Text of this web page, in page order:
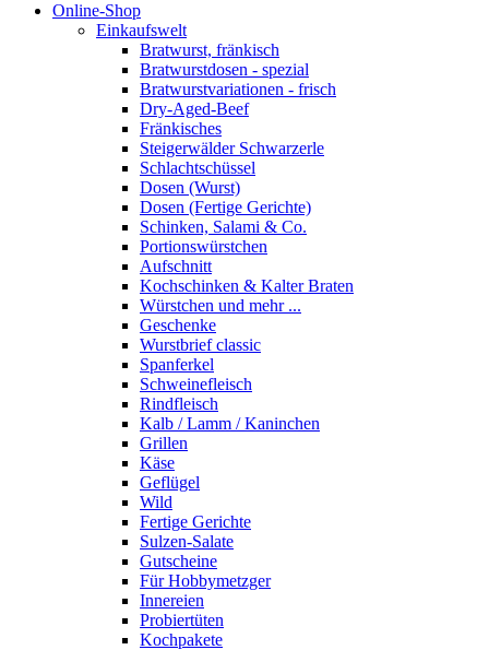
Online-Shop
Einkaufswelt
Bratwurst, fränkisch
Bratwurst­dosen - spezial
Bratwurst­variationen - frisch
Dry-Aged-Beef
Fränkisches
Steigerwälder Schwarzerle
Schlacht­schüssel
Dosen (Wurst)
Dosen (Fertige Gerichte)
Schinken, Salami & Co.
Portions­würstchen
Aufschnitt
Kochschinken & Kalter Braten
Würstchen und mehr ...
Geschenke
Wurstbrief classic
Spanferkel
Schweine­fleisch
Rindfleisch
Kalb / Lamm / Kaninchen
Grillen
Käse
Geflügel
Wild
Fertige Gerichte
Sulzen-Salate
Gutscheine
Für Hobbymetzger
Innereien
Probiertüten
Kochpakete